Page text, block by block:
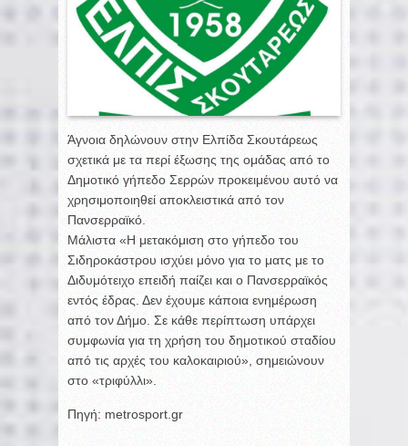
Άγνοια δηλώνουν στην Ελπίδα Σκουτάρεως
σχετικά με τα περί έξωσης της ομάδας από το
Δημοτικό γήπεδο Σερρών προκειμένου αυτό να
χρησιμοποιηθεί αποκλειστικά από τον
Πανσερραϊκό.
Μάλιστα «Η μετακόμιση στο γήπεδο του
Σιδηροκάστρου ισχύει μόνο για το ματς με το
Διδυμότειχο επειδή παίζει και ο Πανσερραϊκός
εντός έδρας. Δεν έχουμε κάποια ενημέρωση
από τον Δήμο. Σε κάθε περίπτωση υπάρχει
συμφωνία για τη χρήση του δημοτικού σταδίου
από τις αρχές του καλοκαιριού», σημειώνουν
στο «τριφύλλι».
Πηγή: metrosport.gr